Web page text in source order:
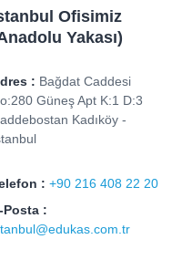
Ofisimiz
Yakası)
: Bağdat Caddesi
Güneş Apt K:1 D:3
Kadıköy -
: +90 216 408 22 20
Posta :